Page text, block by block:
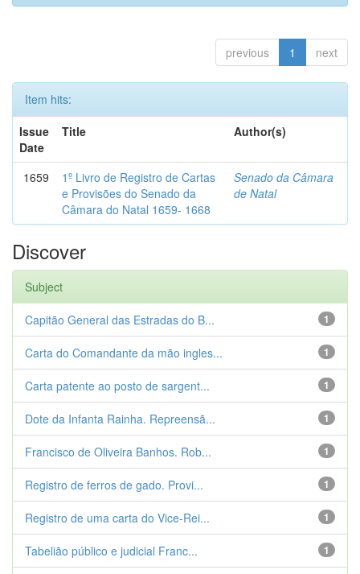
previous 1 next
Item hits:
Issue
Date
Title Author(s)
1659
1º Livro de Registro de Cartas
e Provisões do Senado da
Câmara do Natal 1659- 1668
Senado da Câmara
de Natal
Discover
Subject
1
Capitão General das Estradas do B...
1
Carta do Comandante da mão ingles...
1
Carta patente ao posto de sargent...
1
Dote da Infanta Rainha. Repreensã...
1
Francisco de Oliveira Banhos. Rob...
1
Registro de ferros de gado. Provi...
1
Registro de uma carta do Vice-Rei...
1
Tabelião público e judicial Franc...